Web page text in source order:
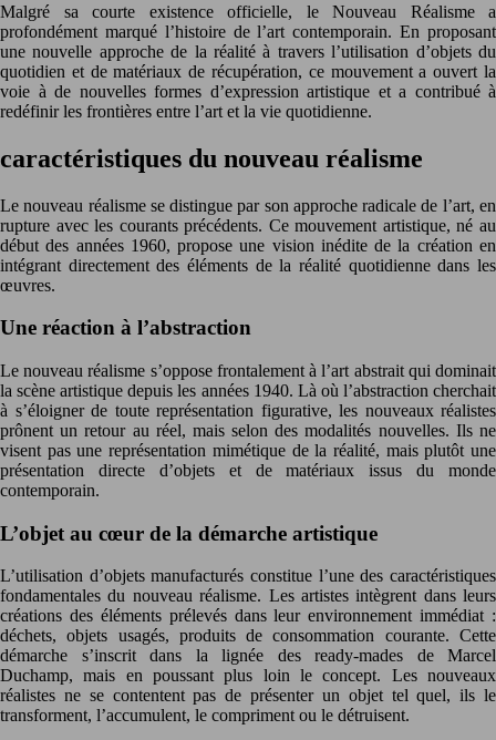
Malgré sa courte existence officielle, le Nouveau Réalisme a
profondément marqué l’histoire de l’art contemporain. En proposant
une nouvelle approche de la réalité à travers l’utilisation d’objets du
quotidien et de matériaux de récupération, ce mouvement a ouvert la
voie à de nouvelles formes d’expression artistique et a contribué à
redéfinir les frontières entre l’art et la vie quotidienne.
caractéristiques du nouveau réalisme
Le nouveau réalisme se distingue par son approche radicale de l’art, en
rupture avec les courants précédents. Ce mouvement artistique, né au
début des années 1960, propose une vision inédite de la création en
intégrant directement des éléments de la réalité quotidienne dans les
œuvres.
Une réaction à l’abstraction
Le nouveau réalisme s’oppose frontalement à l’art abstrait qui dominait
la scène artistique depuis les années 1940. Là où l’abstraction cherchait
à s’éloigner de toute représentation figurative, les nouveaux réalistes
prônent un retour au réel, mais selon des modalités nouvelles. Ils ne
visent pas une représentation mimétique de la réalité, mais plutôt une
présentation directe d’objets et de matériaux issus du monde
contemporain.
L’objet au cœur de la démarche artistique
L’utilisation d’objets manufacturés constitue l’une des caractéristiques
fondamentales du nouveau réalisme. Les artistes intègrent dans leurs
créations des éléments prélevés dans leur environnement immédiat :
déchets, objets usagés, produits de consommation courante. Cette
démarche s’inscrit dans la lignée des ready-mades de Marcel
Duchamp, mais en poussant plus loin le concept. Les nouveaux
réalistes ne se contentent pas de présenter un objet tel quel, ils le
transforment, l’accumulent, le compriment ou le détruisent.